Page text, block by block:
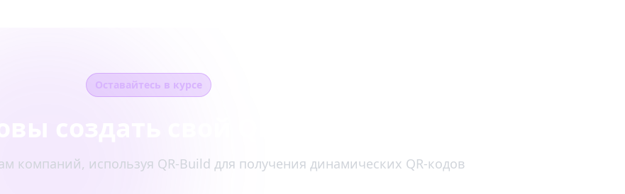
Оставайтесь в курсе
компаний, используя QR-Build для получения динамических QR-кодов